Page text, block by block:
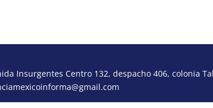
Insurgentes Centro 132, despacho 406, colonia